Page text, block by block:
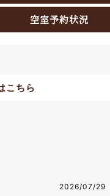
空室予約状況
こちら
2026/07/29